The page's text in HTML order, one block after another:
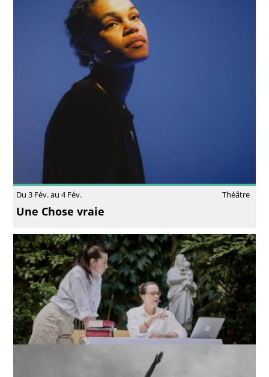
Du 3 Fév. au 4 Fév. Théâtre
Une Chose vraie